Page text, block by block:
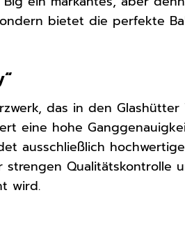
bietet die perfekte
das in den
eine hohe
ausschließlich
Qualitätskontrolle
wird.